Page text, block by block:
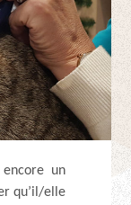
un
qu’il/elle